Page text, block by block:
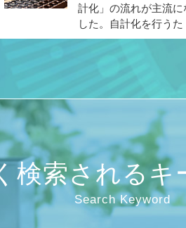
計化」の流れが主流に
した。自計化を行う
検索されるキ
Search Keyword